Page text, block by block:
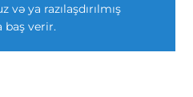
və ya razılaşdırılmış
baş verir.